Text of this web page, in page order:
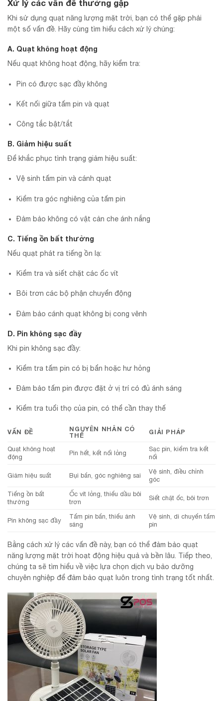
Xử lý các vấn đề thường gặp
Khi sử dụng quạt năng lượng mặt trời, bạn có thể gặp phải
một số vấn đề. Hãy cùng tìm hiểu cách xử lý chúng:
A. Quạt không hoạt động
Nếu quạt không hoạt động, hãy kiểm tra:
Pin có được sạc đầy không
Kết nối giữa tấm pin và quạt
Công tắc bật/tắt
B. Giảm hiệu suất
Để khắc phục tình trạng giảm hiệu suất:
Vệ sinh tấm pin và cánh quạt
Kiểm tra góc nghiêng của tấm pin
Đảm bảo không có vật cản che ánh nắng
C. Tiếng ồn bất thường
Nếu quạt phát ra tiếng ồn lạ:
Kiểm tra và siết chặt các ốc vít
Bôi trơn các bộ phận chuyển động
Đảm bảo cánh quạt không bị cong vênh
D. Pin không sạc đầy
Khi pin không sạc đầy:
Kiểm tra tấm pin có bị bẩn hoặc hư hỏng
Đảm bảo tấm pin được đặt ở vị trí có đủ ánh sáng
Kiểm tra tuổi thọ của pin, có thể cần thay thế
VẤN ĐỀ
NGUYÊN NHÂN CÓ
THỂ
GIẢI PHÁP
Quạt không hoạt
động
Pin hết, kết nối lỏng
Sạc pin, kiểm tra kết
nối
Giảm hiệu suất Bụi bẩn, góc nghiêng sai
Vệ sinh, điều chỉnh
góc
Tiếng ồn bất
thường
Ốc vít lỏng, thiếu dầu bôi
trơn
Siết chặt ốc, bôi trơn
Pin không sạc đầy
Tấm pin bẩn, thiếu ánh
sáng
Vệ sinh, di chuyển tấm
pin
Bằng cách xử lý các vấn đề này, bạn có thể đảm bảo quạt
năng lượng mặt trời hoạt động hiệu quả và bền lâu. Tiếp theo,
chúng ta sẽ tìm hiểu về việc lựa chọn dịch vụ bảo dưỡng
chuyên nghiệp để đảm bảo quạt luôn trong tình trạng tốt nhất.